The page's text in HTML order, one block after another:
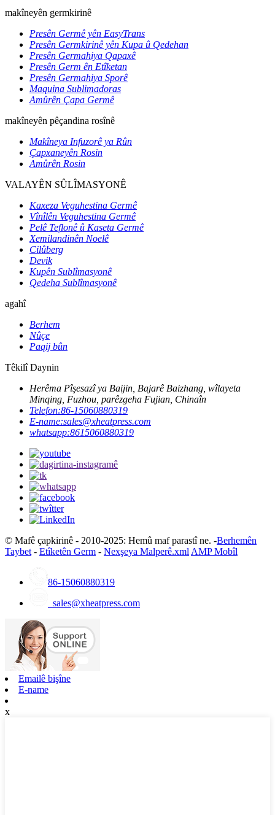
makîneyên germkirinê
Presên Germê yên EasyTrans
Presên Germkirinê yên Kupa û Qedehan
Presên Germahiya Qapaxê
Presên Germ ên Etîketan
Presên Germahiya Sporê
Maquina Sublimadoras
Amûrên Çapa Germê
makîneyên pêçandina rosînê
Makîneya Infuzorê ya Rûn
Çapxaneyên Rosin
Amûrên Rosin
VALAYÊN SÛLÎMASYONÊ
Kaxeza Veguhestina Germê
Vînîlên Veguhestina Germê
Pelê Teflonê û Kaseta Germê
Xemilandinên Noelê
Cilûberg
Devik
Kupên Sublîmasyonê
Qedeha Sublîmasyonê
agahî
Berhem
Nûçe
Paqij bûn
Têkilî Daynin
Herêma Pîşesazî ya Baijin, Bajarê Baizhang, wîlayeta
Minqing, Fuzhou, parêzgeha Fujian, Chinaîn
Telefon:86-15060880319
E-name:sales@xheatpress.com
whatsapp:8615060880319
© Mafê çapkirinê - 2010-2025: Hemû maf parastî ne. -Berhemên
Taybet - Etîketên Germ - Nexşeya Malperê.xml AMP Mobîl
86-15060880319
sales@xheatpress.com
Emailê bişîne
E-name
x